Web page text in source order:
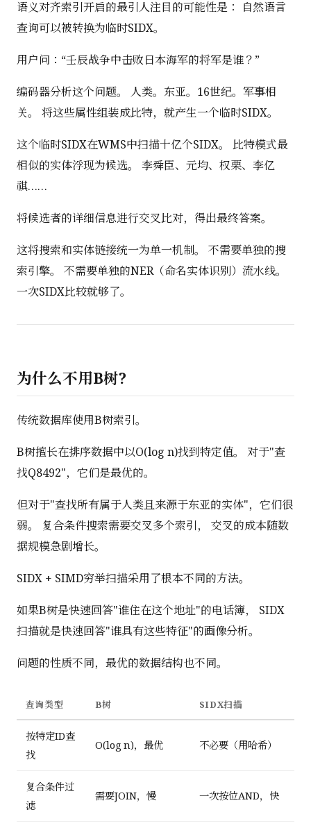
语义对齐索引开启的最引人注目的可能性是： 自然语言
查询可以被转换为临时SIDX。
用户问：“壬辰战争中击败日本海军的将军是谁？”
编码器分析这个问题。 人类。东亚。16世纪。军事相
关。 将这些属性组装成比特，就产生一个临时SIDX。
这个临时SIDX在WMS中扫描十亿个SIDX。 比特模式最
相似的实体浮现为候选。 李舜臣、元均、权栗、李亿
祺……
将候选者的详细信息进行交叉比对，得出最终答案。
这将搜索和实体链接统一为单一机制。 不需要单独的搜
索引擎。 不需要单独的NER（命名实体识别）流水线。
一次SIDX比较就够了。
为什么不用B树?
传统数据库使用B树索引。
B树擅长在排序数据中以O(log n)找到特定值。 对于"查
找Q8492"，它们是最优的。
但对于"查找所有属于人类且来源于东亚的实体"，它们很
弱。 复合条件搜索需要交叉多个索引， 交叉的成本随数
据规模急剧增长。
SIDX + SIMD穷举扫描采用了根本不同的方法。
如果B树是快速回答"谁住在这个地址"的电话簿， SIDX
扫描就是快速回答"谁具有这些特征"的画像分析。
问题的性质不同，最优的数据结构也不同。
查询类型 B树 SIDX扫描
按特定ID查
找
O(log n)，最优 不必要（用哈希）
复合条件过
滤
需要JOIN，慢 一次按位AND，快